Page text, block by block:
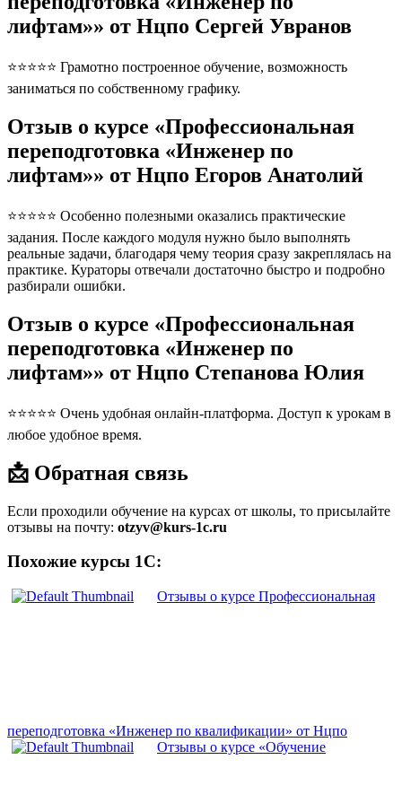
лифтам»» от Нцпо Сергей Увранов
⭐⭐⭐⭐⭐ Грамотно построенное обучение, возможность
заниматься по собственному графику.
Отзыв о курсе «Профессиональная
переподготовка «Инженер по
лифтам»» от Нцпо Егоров Анатолий
⭐⭐⭐⭐⭐ Особенно полезными оказались практические
задания. После каждого модуля нужно было выполнять
реальные задачи, благодаря чему теория сразу закреплялась на
практике. Кураторы отвечали достаточно быстро и подробно
разбирали ошибки.
Отзыв о курсе «Профессиональная
переподготовка «Инженер по
лифтам»» от Нцпо Степанова Юлия
⭐⭐⭐⭐⭐ Очень удобная онлайн-платформа. Доступ к урокам в
любое удобное время.
📩 Обратная связь
Если проходили обучение на курсах от школы, то присылайте
отзывы на почту: otzyv@kurs-1c.ru
Похожие курсы 1С:
Отзывы о курсе Профессиональная
переподготовка «Инженер по квалификации» от Нцпо
Отзывы о курсе «Обучение